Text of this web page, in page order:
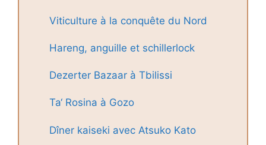
Viticulture à la conquête du Nord
Hareng, anguille et schillerlock
Dezerter Bazaar à Tbilissi
Ta‘ Rosina à Gozo
Dîner kaiseki avec Atsuko Kato